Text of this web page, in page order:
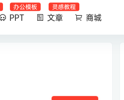
PPT
办公模板
文章
灵感教程
商城